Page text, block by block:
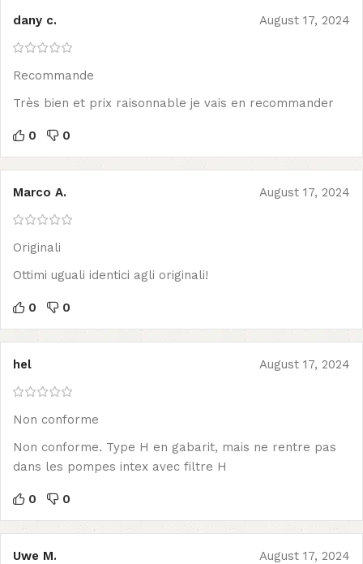
dany c. August 17, 2024
Recommande
Très bien et prix raisonnable je vais en recommander
0 0
Marco A. August 17, 2024
Originali
Ottimi uguali identici agli originali!
0 0
hel August 17, 2024
Non conforme
Non conforme. Type H en gabarit, mais ne rentre pas
dans les pompes intex avec filtre H
0 0
Uwe M. August 17, 2024